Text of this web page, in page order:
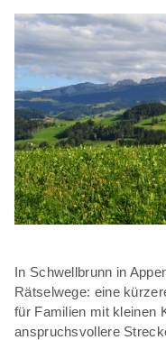
In Schwellbrunn in
Rätselwege: eine
für Familien mit kleinen
anspruchsvollere